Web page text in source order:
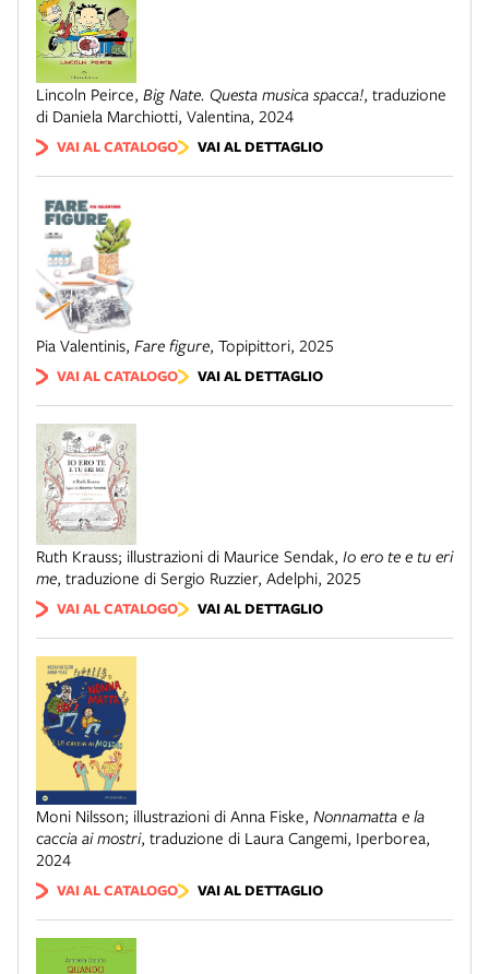
Lincoln Peirce, Big Nate. Questa musica spacca!, traduzione
di Daniela Marchiotti, Valentina, 2024
VAI AL CATALOGO VAI AL DETTAGLIO
Pia Valentinis, Fare figure, Topipittori, 2025
VAI AL CATALOGO VAI AL DETTAGLIO
Ruth Krauss; illustrazioni di Maurice Sendak, Io ero te e tu eri
me, traduzione di Sergio Ruzzier, Adelphi, 2025
VAI AL CATALOGO VAI AL DETTAGLIO
Moni Nilsson; illustrazioni di Anna Fiske, Nonnamatta e la
caccia ai mostri, traduzione di Laura Cangemi, Iperborea,
2024
VAI AL CATALOGO VAI AL DETTAGLIO